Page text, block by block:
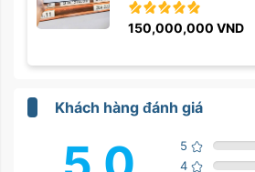
150,000,000 VND
Khách hàng đánh giá
5
4